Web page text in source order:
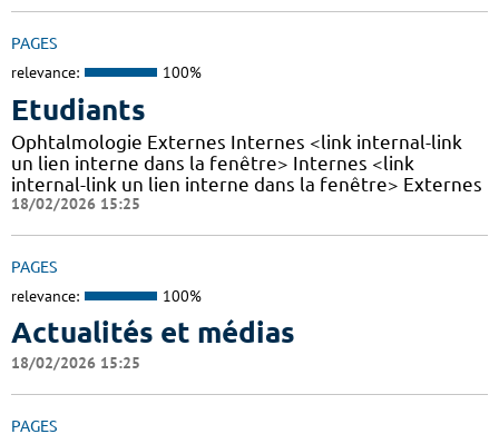
PAGES
relevance: 100%
Etudiants
Ophtalmologie Externes Internes <link internal-link
un lien interne dans la fenêtre> Internes <link
internal-link un lien interne dans la fenêtre> Externes
18/02/2026 15:25
PAGES
relevance: 100%
Actualités et médias
18/02/2026 15:25
PAGES